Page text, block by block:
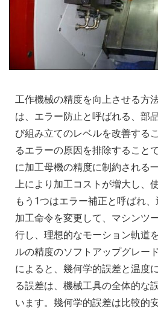
工作機械の精度を向上させる方
は、エラー防止と呼ばれる、部
び組み立てのレベルを改善する
るエラーの原因を排除すること
に加工母機の精度に制約される
上により加工コストが増大し、
もう1つはエラー補正と呼ばれ
加工命令を変更して、マシンツ
行し、理想的なモーション軌道
ルの精度のソフトアップグレー
によると、幾何学的誤差と温度
る誤差は、機械工具の全体的な
います。幾何学的誤差は比較的